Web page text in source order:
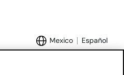
Mexico Español